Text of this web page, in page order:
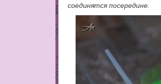
соединятся посередине.